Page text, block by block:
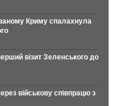
Криму спалахнула
візит Зеленського до
військову співпрацю з